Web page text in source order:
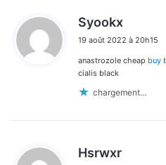
Syookx
t
19 août 2022 à 20h15
anastrozole cheap buy
cialis black
chargement…
Hsrwxr